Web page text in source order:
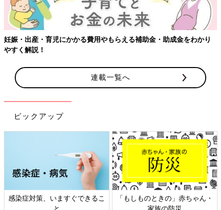
かり
連載一覧へ
ピックアップ
ちゃん・
日本外来小児科学会リーフレッ
六星占術 細木かおり